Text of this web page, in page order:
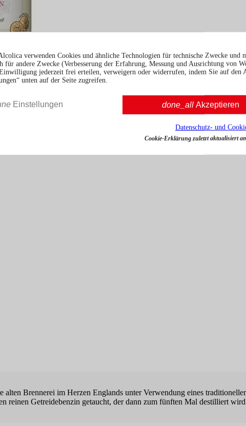
Brennerei im Herzen Englands unter Verwendung eines
reinen Getreidebenzin getaucht, der dann zum fünften Mal destilliert
verwenden Cookies und ähnliche Technologien für technische Zwecke und
für andere Zwecke (Verbesserung der Erfahrung, Messung und Ausrichtung von
jederzeit frei erteilen, verweigern oder widerrufen, indem Sie auf den
unten auf der Seite zugreifen.
Einstellungen done_all Akzeptieren
Datenschutz- und
Cookie-Erklärung zuletzt aktualisiert